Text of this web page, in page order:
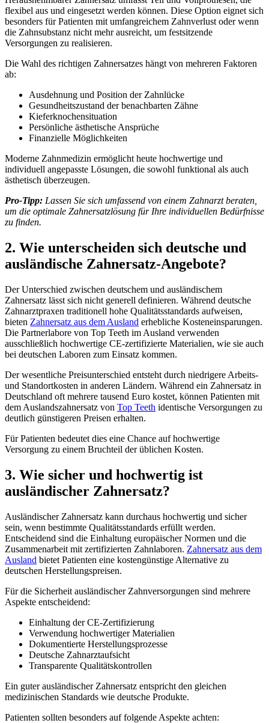
flexibel aus und eingesetzt werden können. Diese Option eignet sich
besonders für Patienten mit umfangreichem Zahnverlust oder wenn
die Zahnsubstanz nicht mehr ausreicht, um festsitzende
Versorgungen zu realisieren.
Die Wahl des richtigen Zahnersatzes hängt von mehreren Faktoren
ab:
Ausdehnung und Position der Zahnlücke
Gesundheitszustand der benachbarten Zähne
Kieferknochensituation
Persönliche ästhetische Ansprüche
Finanzielle Möglichkeiten
Moderne Zahnmedizin ermöglicht heute hochwertige und
individuell angepasste Lösungen, die sowohl funktional als auch
ästhetisch überzeugen.
Pro-Tipp: Lassen Sie sich umfassend von einem Zahnarzt beraten,
um die optimale Zahnersatzlösung für Ihre individuellen Bedürfnisse
zu finden.
2. Wie unterscheiden sich deutsche und
ausländische Zahnersatz-Angebote?
Der Unterschied zwischen deutschem und ausländischem
Zahnersatz lässt sich nicht generell definieren. Während deutsche
Zahnarztpraxen traditionell hohe Qualitätsstandards aufweisen,
bieten Zahnersatz aus dem Ausland erhebliche Kosteneinsparungen.
Die Partnerlabore von Top Teeth im Ausland verwenden
ausschließlich hochwertige CE-zertifizierte Materialien, wie sie auch
bei deutschen Laboren zum Einsatz kommen.
Der wesentliche Preisunterschied entsteht durch niedrigere Arbeits-
und Standortkosten in anderen Ländern. Während ein Zahnersatz in
Deutschland oft mehrere tausend Euro kostet, können Patienten mit
dem Auslandszahnersatz von Top Teeth identische Versorgungen zu
deutlich günstigeren Preisen erhalten.
Für Patienten bedeutet dies eine Chance auf hochwertige
Versorgung zu einem Bruchteil der üblichen Kosten.
3. Wie sicher und hochwertig ist
ausländischer Zahnersatz?
Ausländischer Zahnersatz kann durchaus hochwertig und sicher
sein, wenn bestimmte Qualitätsstandards erfüllt werden.
Entscheidend sind die Einhaltung europäischer Normen und die
Zusammenarbeit mit zertifizierten Zahnlaboren. Zahnersatz aus dem
Ausland bietet Patienten eine kostengünstige Alternative zu
deutschen Herstellungspreisen.
Für die Sicherheit ausländischer Zahnversorgungen sind mehrere
Aspekte entscheidend:
Einhaltung der CE-Zertifizierung
Verwendung hochwertiger Materialien
Dokumentierte Herstellungsprozesse
Deutsche Zahnarztaufsicht
Transparente Qualitätskontrollen
Ein guter ausländischer Zahnersatz entspricht den gleichen
medizinischen Standards wie deutsche Produkte.
Patienten sollten besonders auf folgende Aspekte achten: